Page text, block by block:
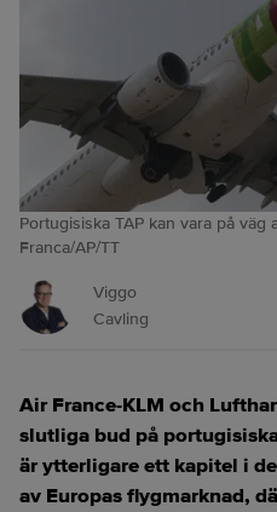
Portugisiska TAP kan vara på
Franca/AP/TT
Viggo
Cavling
Air France-KLM och
slutliga bud på
är ytterligare ett kapitel i
av Europas flygmarknad,